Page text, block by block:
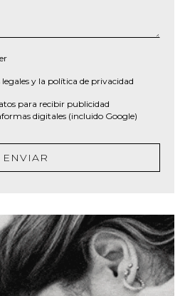
y la política de privacidad
para recibir publicidad
digitales (incluido Google)
ENVIAR